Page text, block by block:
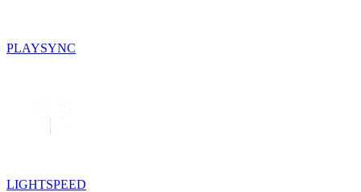
PLAYSYNC
LIGHTSPEED